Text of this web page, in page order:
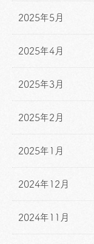
2025年5月
2025年4月
2025年3月
2025年2月
2025年1月
2024年12月
2024年11月